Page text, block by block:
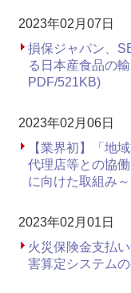
2023年02月07日
損保ジャパン、
る日本産食品の
PDF/521KB)
2023年02月06日
【業界初】「地
代理店等との協
に向けた取組み
2023年02月01日
火災保険金支払
害算定システム